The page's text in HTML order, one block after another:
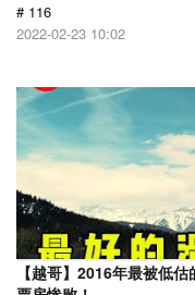
# 116
2022-02-23 10:02
【越哥】2016年最被低